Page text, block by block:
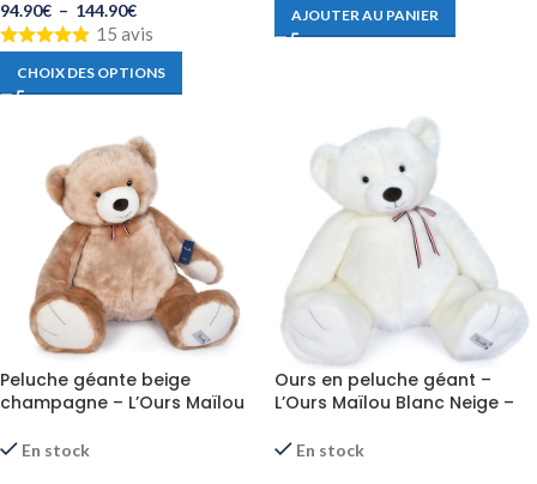
94.90€ – 144.90€
15 avis
CHOIX DES OPTIONS
AJOUTER AU PANIER
Peluche géante beige
champagne – L’Ours Maïlou
En stock
Ours en peluche géant –
L’Ours Maïlou Blanc Neige –
En stock